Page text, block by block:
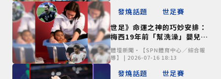
發燒話題
世足賽
世足》命運之神的巧妙安排：
梅西19年前「幫洗澡」嬰兒
如今世界盃決賽與亞馬爾上演
對決
體壇新聞•【SPN體育中心／綜合報
導】 | 2026-07-16 18:13
發燒話題
世足賽